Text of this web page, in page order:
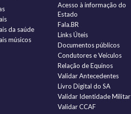
da saúde
músicos
Acesso à informação do
Estado
Fala.BR
Links Úteis
Documentos públicos
Condutores e Veículos
Relação de Equinos
Validar Antecedentes
Livro Digital do SA
Validar Identidade Militar
Validar CCAF